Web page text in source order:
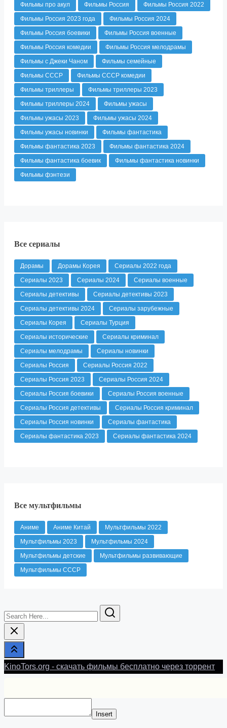
Фильмы про акул
Фильмы Россия
Фильмы Россия 2022
Фильмы Россия 2023 года
Фильмы Россия 2024
Фильмы Россия боевики
Фильмы Россия военные
Фильмы Россия комедии
Фильмы Россия мелодрамы
Фильмы с Джеки Чаном
Фильмы семейные
Фильмы СССР
Фильмы СССР комедии
Фильмы триллеры
Фильмы триллеры 2023
Фильмы триллеры 2024
Фильмы ужасы
Фильмы ужасы 2023
Фильмы ужасы 2024
Фильмы ужасы новинки
Фильмы фантастика
Фильмы фантастика 2023
Фильмы фантастика 2024
Фильмы фантастика боевик
Фильмы фантастика новинки
Фильмы фэнтези
Все сериалы
Дорамы Дорамы Корея
Сериалы 2022 года
Сериалы 2023
Сериалы 2024
Сериалы военные
Сериалы детективы
Сериалы детективы 2023
Сериалы детективы 2024
Сериалы зарубежные
Сериалы Корея
Сериалы Турция
Сериалы исторические
Сериалы криминал
Сериалы мелодрамы
Сериалы новинки
Сериалы Россия
Сериалы Россия 2022
Сериалы Россия 2023
Сериалы Россия 2024
Сериалы Россия боевики
Сериалы Россия военные
Сериалы Россия детективы
Сериалы Россия криминал
Сериалы Россия новинки
Сериалы фантастика
Сериалы фантастика 2023
Сериалы фантастика 2024
Все мультфильмы
Аниме Аниме Китай
Мультфильмы 2022
Мультфильмы 2023
Мультфильмы 2024
Мультфильмы детские
Мультфильмы развивающие
Мультфильмы СССР
Search
Here...
KinoTors.org - скачать фильмы бесплатно через торрент
Insert